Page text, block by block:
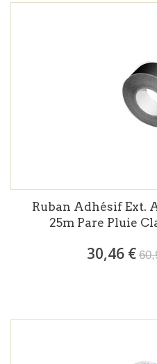
Ruban Adhésif Ext.
25m Pare Pluie
30,46 €